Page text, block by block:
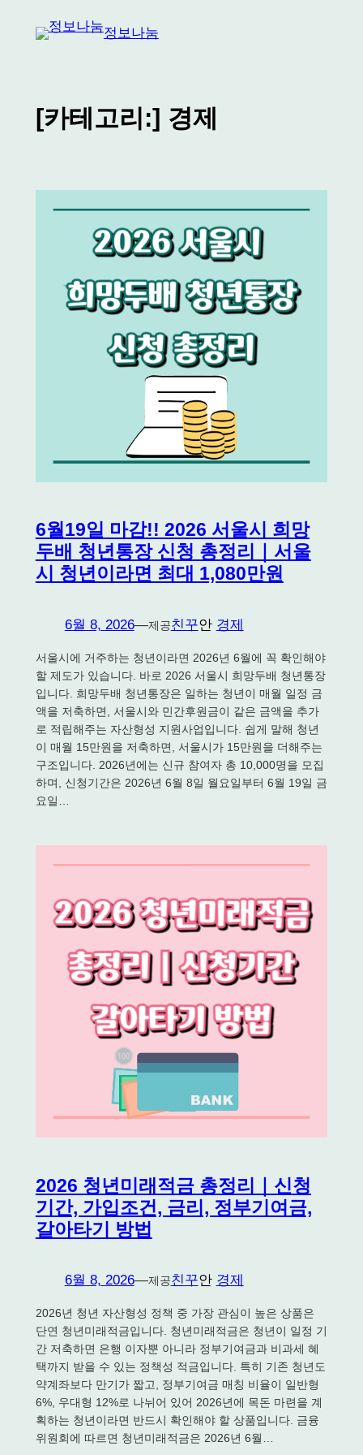
정보나눔
[카테고리:] 경제
6월19일 마감!! 2026 서울시 희망
두배 청년통장 신청 총정리｜서울
시 청년이라면 최대 1,080만원
6월 8, 2026—제공친꾸안 경제
서울시에 거주하는 청년이라면 2026년 6월에 꼭 확인해야
할 제도가 있습니다. 바로 2026 서울시 희망두배 청년통장
입니다. 희망두배 청년통장은 일하는 청년이 매월 일정 금
액을 저축하면, 서울시와 민간후원금이 같은 금액을 추가
로 적립해주는 자산형성 지원사업입니다. 쉽게 말해 청년
이 매월 15만원을 저축하면, 서울시가 15만원을 더해주는
구조입니다. 2026년에는 신규 참여자 총 10,000명을 모집
하며, 신청기간은 2026년 6월 8일 월요일부터 6월 19일 금
요일…
2026 청년미래적금 총정리｜신청
기간, 가입조건, 금리, 정부기여금,
갈아타기 방법
6월 8, 2026—제공친꾸안 경제
2026년 청년 자산형성 정책 중 가장 관심이 높은 상품은
단연 청년미래적금입니다. 청년미래적금은 청년이 일정 기
간 저축하면 은행 이자뿐 아니라 정부기여금과 비과세 혜
택까지 받을 수 있는 정책성 적금입니다. 특히 기존 청년도
약계좌보다 만기가 짧고, 정부기여금 매칭 비율이 일반형
6%, 우대형 12%로 나뉘어 있어 2026년에 목돈 마련을 계
획하는 청년이라면 반드시 확인해야 할 상품입니다. 금융
위원회에 따르면 청년미래적금은 2026년 6월…